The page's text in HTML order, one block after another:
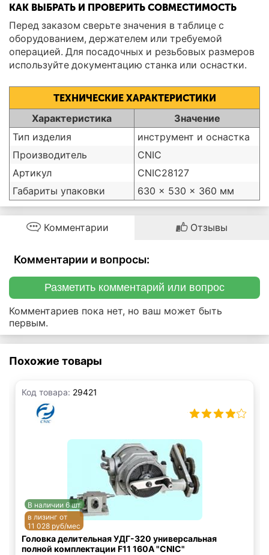
КАК ВЫБРАТЬ И ПРОВЕРИТЬ СОВМЕСТИМОСТЬ
Перед заказом сверьте значения в таблице с
оборудованием, держателем или требуемой
операцией. Для посадочных и резьбовых размеров
используйте документацию станка или оснастки.
ТЕХНИЧЕСКИЕ ХАРАКТЕРИСТИКИ
Характеристика
Значение
Тип изделия
инструмент и оснастка
Производитель
CNIC
Артикул
CNIC28127
Габариты упаковки
630 × 530 × 360 мм
Комментарии Отзывы
Комментарии и вопросы:
Разметить комментарий или вопрос
Комментариев пока нет, но ваш может быть
первым.
Похожие товары
Код товара: 29421
В наличии 6 шт.
в лизинг от
11 028 руб/мес
Головка делительная УДГ-320 универсальная
полной комплектации F11 160А "CNIC"